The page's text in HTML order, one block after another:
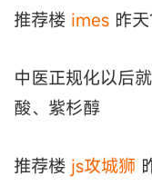
推荐楼 imes 昨
中医正规化以后
酸、紫杉醇
推荐楼 js攻城狮